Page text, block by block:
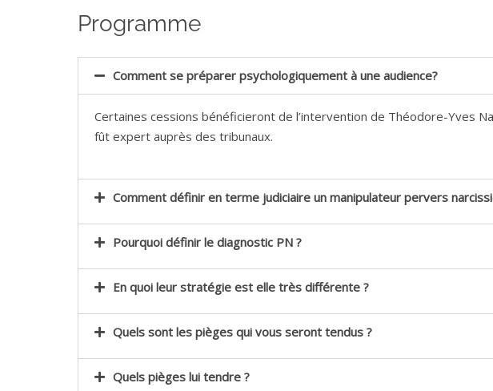
Programme
Comment se préparer psychologiquement à une audience?
Certaines cessions bénéficieront de l’intervention de Théodore-Yves
fût expert auprès des tribunaux.
Comment définir en terme judiciaire un manipulateur pervers
Pourquoi définir le diagnostic PN ?
En quoi leur stratégie est elle très différente ?
Quels sont les pièges qui vous seront tendus ?
Quels pièges lui tendre ?